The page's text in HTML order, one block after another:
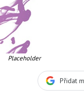
Placeholder
Přidat